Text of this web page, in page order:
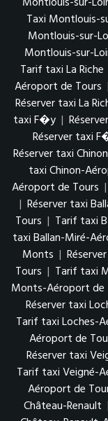
Taxi Montlouis-
Montlouis-sur-
Montlouis-sur-
Tarif taxi La Riche
Aéroport de Tours |
Réserver taxi La
taxi F�y |
Réserver taxi
Réserver taxi Chinon
taxi Chinon-
Aéroport de Tours |
| Réserver taxi
Tours | Tarif taxi
taxi Ballan-Miré-
Monts |
Tours | Tarif taxi
Monts-Aéroport de
Réserver taxi
Tarif taxi Loches-
Aéroport de
Réserver taxi
Tarif taxi Veigné-
Aéroport de
Château-Renault |